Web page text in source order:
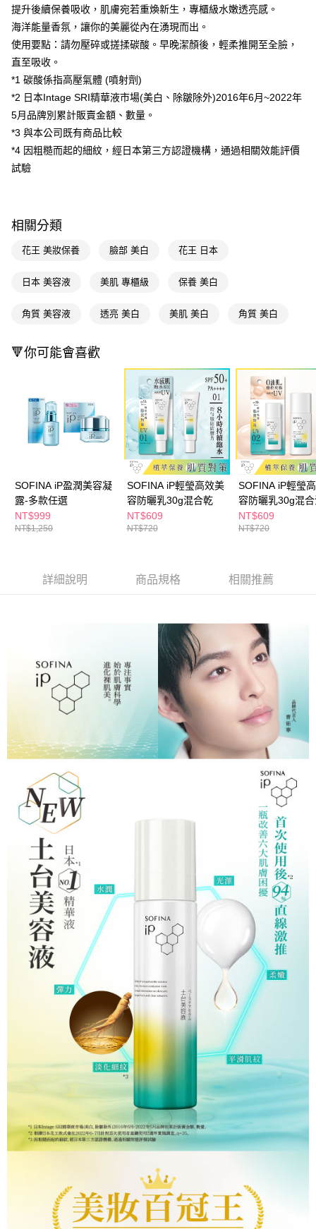
後付繳納相關費用。
是否繳費成功／繳費後需取消欲退款等相關疑問，請聯繫「AFTEE先享後付
客戶支援中心」https://netprotections.freshdesk.com/support/home
【注意事項】
１．透過由恩沛科技股份有限公司提供之「AFTEE先享後付」服務完成之交
易，需依本服務之必要範圍內提供個人資料，並將交易相關給付款項請求債
權轉讓予恩沛科技股份有限公司。
２．關於個人資料處理事宜，請瀏覽以下網址：
https://aftee.tw/terms/#terms3
３．未成年的使用者請事先徵得法定代理人或監護人之同意方可使用
任。
５．嚴禁一人註冊多個帳號或使用他人資訊註冊。若發現惡意使用之情形，
付款後萊爾富取貨
每筆NT$65，滿NT$490(含以上)免運費
7-11取貨付款
每筆NT$65，滿NT$490(含以上)免運費
付款後7-11取貨
每筆NT$65，滿NT$490(含以上)免運費
宅配(本島)
每筆NT$100，滿NT$790(含以上)免運費
每筆NT$80，滿NT$290(含以上)免運費
提升後續保養吸收，肌膚宛若重煥新生，專櫃級水嫩透亮感。
海洋能量香氛，讓你的美麗從內在湧現而出。
使用要點：請勿壓碎或搓揉碳酸。早晚潔顏後，輕柔推開至全臉，
直至吸收。
*1 碳酸係指高壓氣體 (噴射劑)
*2 日本Intage SRI精華液市場(美白、除皺除外)2016年6月~2022年
5月品牌別累計販賣金額、數量。
*3 與本公司既有商品比較
*4 因粗糙而起的細紋，經日本第三方認證機構，通過相關效能評價
試驗
相關分類
花王 美妝保養 臉部 美白 花王 日本
日本 美容液 美肌 專櫃級 保養 美白
角質 美容液 透亮 美白 美肌 美白 角質 美白
🔻你可能會喜歡
SOFINA iP盈潤美容凝
露-多款任選
NT$999
NT$1,250
SOFINA iP輕瑩高效美
容防曬乳30g混合乾
NT$609
NT$720
SOFINA iP輕瑩
容防曬乳30g混
NT$609
NT$720
詳細說明 商品規格 相關推薦